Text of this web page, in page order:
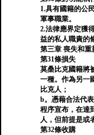
1.具有國籍的公
軍事職業。
2.法律應界定獲
益的私人職責的
第三章 喪失和重
第31條損失
莫桑比克國籍將
一種。作為另一
比克人；
b。憑藉合法代
程序宣布，在達
人，但前提是或
第32條收購